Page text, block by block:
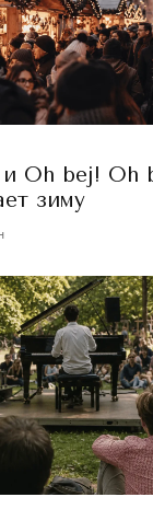
Oh bej! Oh
зиму